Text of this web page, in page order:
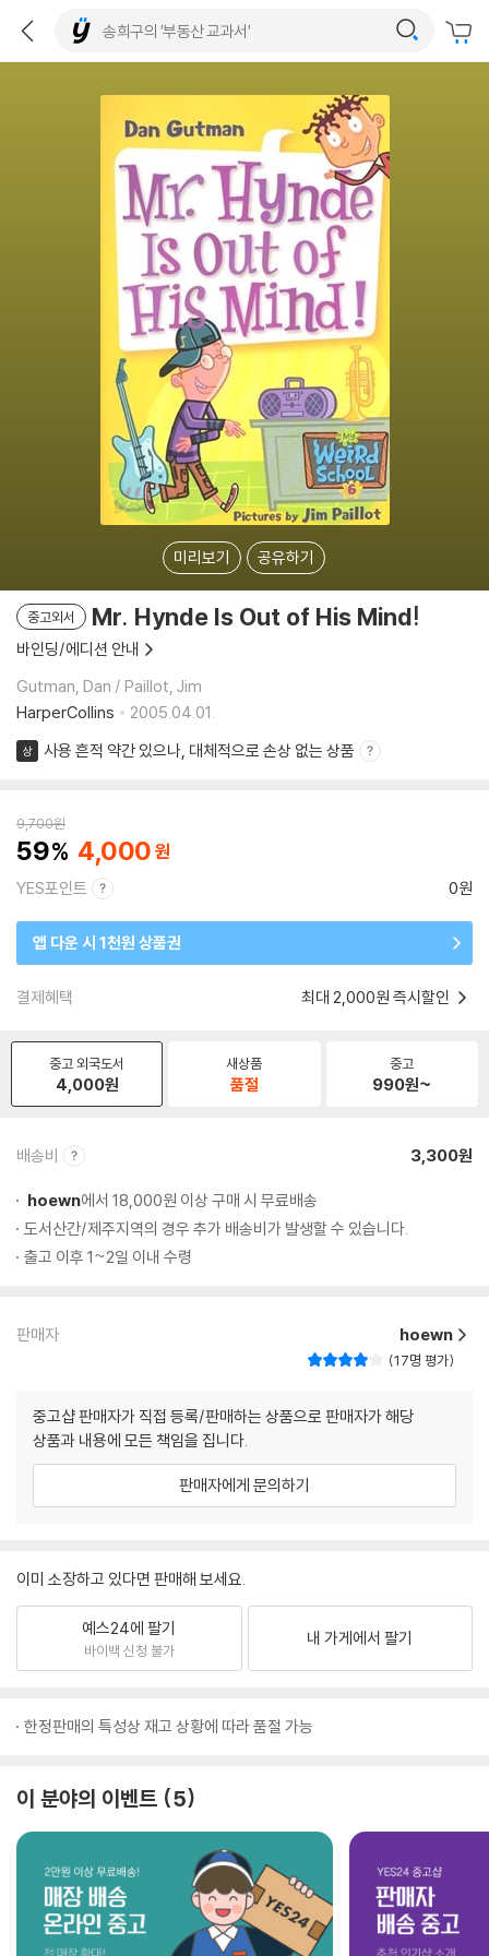
미리보기 공유하기
중고외서 Mr. Hynde Is Out of His Mind!
바인딩/에디션 안내
Gutman, Dan / Paillot, Jim
HarperCollins
2005.04.01.
상 사용 흔적 약간 있으나, 대체적으로 손상 없는 상품
9,700원
59 4,000
YES포인트 0원
앱 다운 시 1천원 상품권
결제혜택 최대 2,000원 즉시할인
중고 외국도서
4,000원
새상품
품절
중고
990원~
배송비 3,300원
hoewn에서 18,000원 이상 구매 시 무료배송
도서산간/제주지역의 경우 추가 배송비가 발생할 수 있습니다.
출고 이후 1~2일 이내 수령
판매자 hoewn
17명 평가
중고샵 판매자가 직접 등록/판매하는 상품으로 판매자가 해당
상품과 내용에 모든 책임을 집니다.
판매자에게 문의하기
이미 소장하고 있다면 판매해 보세요.
예스24에 팔기
바이백 신청 불가
내 가게에서 팔기
한정판매의 특성상 재고 상황에 따라 품절 가능
이 분야의 이벤트 5